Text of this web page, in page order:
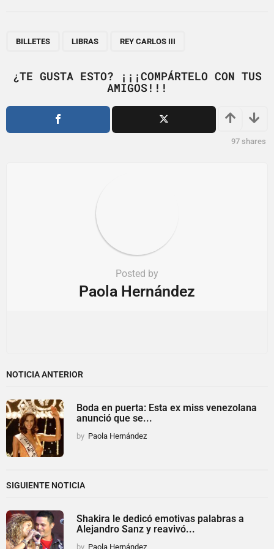
a
i
BILLETES LIBRAS REY CARLOS III
¿TE GUSTA ESTO? ¡¡¡COMPÁRTELO CON TUS
AMIGOS!!!
97 shares
Posted by
Paola Hernández
NOTICIA ANTERIOR
Boda en puerta: Esta ex miss venezolana
anunció que se...
by Paola Hernández
SIGUIENTE NOTICIA
Shakira le dedicó emotivas palabras a
Alejandro Sanz y reavivó...
by Paola Hernández